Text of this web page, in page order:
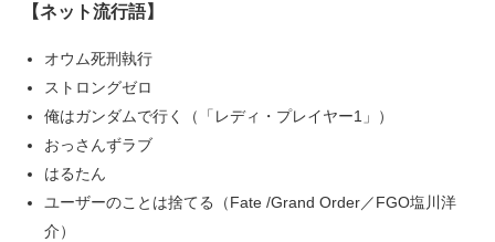
【ネット流行語】
オウム死刑執行
ストロングゼロ
俺はガンダムで行く（「レディ・プレイヤー1」）
おっさんずラブ
はるたん
ユーザーのことは捨てる（Fate /Grand Order／FGO塩川洋
介）